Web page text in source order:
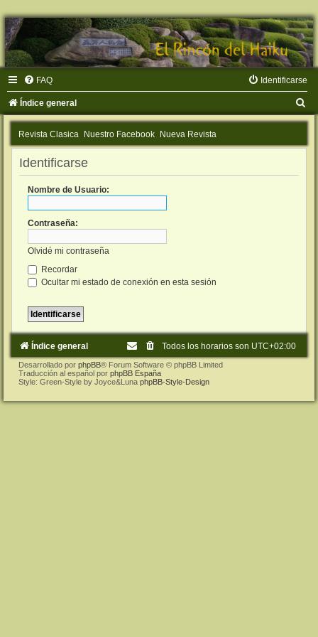
FAQ Identificarse
Índice general
u
Revista Clasica Nuestro Facebook Nueva Revista
Identificarse
Nombre de Usuario:
Contraseña:
Olvidé mi contraseña
Recordar
Ocultar mi estado de conexión en esta sesión
Índice general Todos los horarios son UTC+02:00
Desarrollado por phpBB® Forum Software © phpBB Limited
Traducción al español por phpBB España
Style: Green-Style by Joyce&Luna phpBB-Style-Design